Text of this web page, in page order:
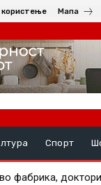
користење Мапа
Спорт
докторите
малку ќе удрел